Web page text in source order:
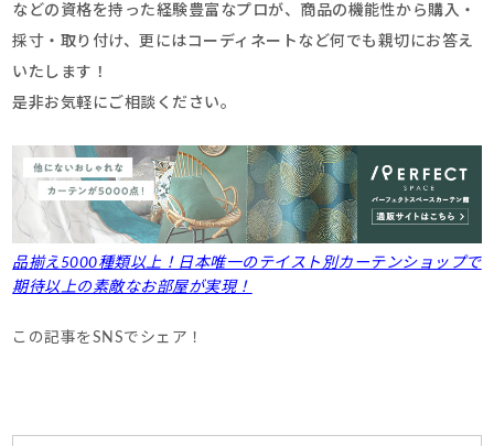
などの資格を持った経験豊富なプロが、商品の機能性から購入・
採寸・取り付け、更にはコーディネートなど何でも親切にお答え
いたします！
是非お気軽にご相談ください。
品揃え5000種類以上！日本唯一のテイスト別カーテンショップで
期待以上の素敵なお部屋が実現！
この記事をSNSでシェア！